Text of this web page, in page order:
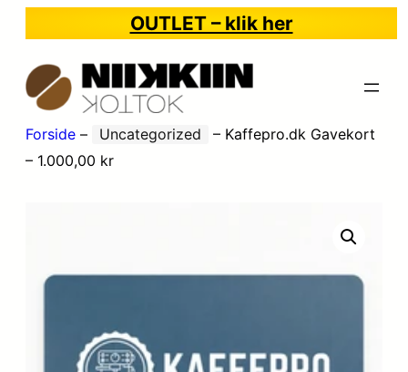
OUTLET – klik her
Forside – Uncategorized – Kaffepro.dk Gavekort
– 1.000,00 kr